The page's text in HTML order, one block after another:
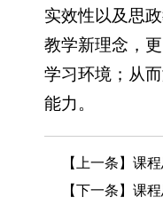
实效性以及思
教学新理念，
学习环境；从
能力。
【上一条】 课
【下一条】 课